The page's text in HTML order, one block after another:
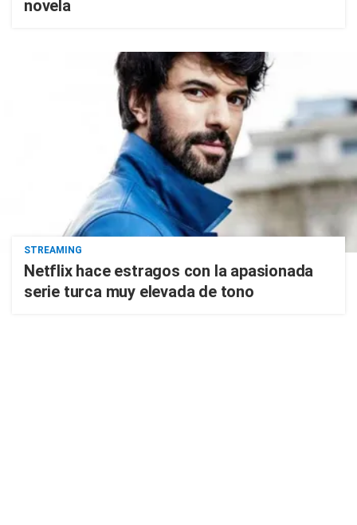
novela
STREAMING
Netflix hace estragos con la apasionada
serie turca muy elevada de tono